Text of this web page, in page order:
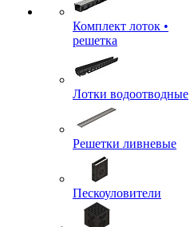
Комплект лоток •
решетка
Лотки водоотводные
Решетки ливневые
Пескоуловители